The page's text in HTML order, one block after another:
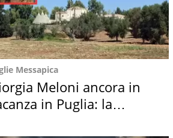
Messapica
Meloni ancora in
in Puglia: la